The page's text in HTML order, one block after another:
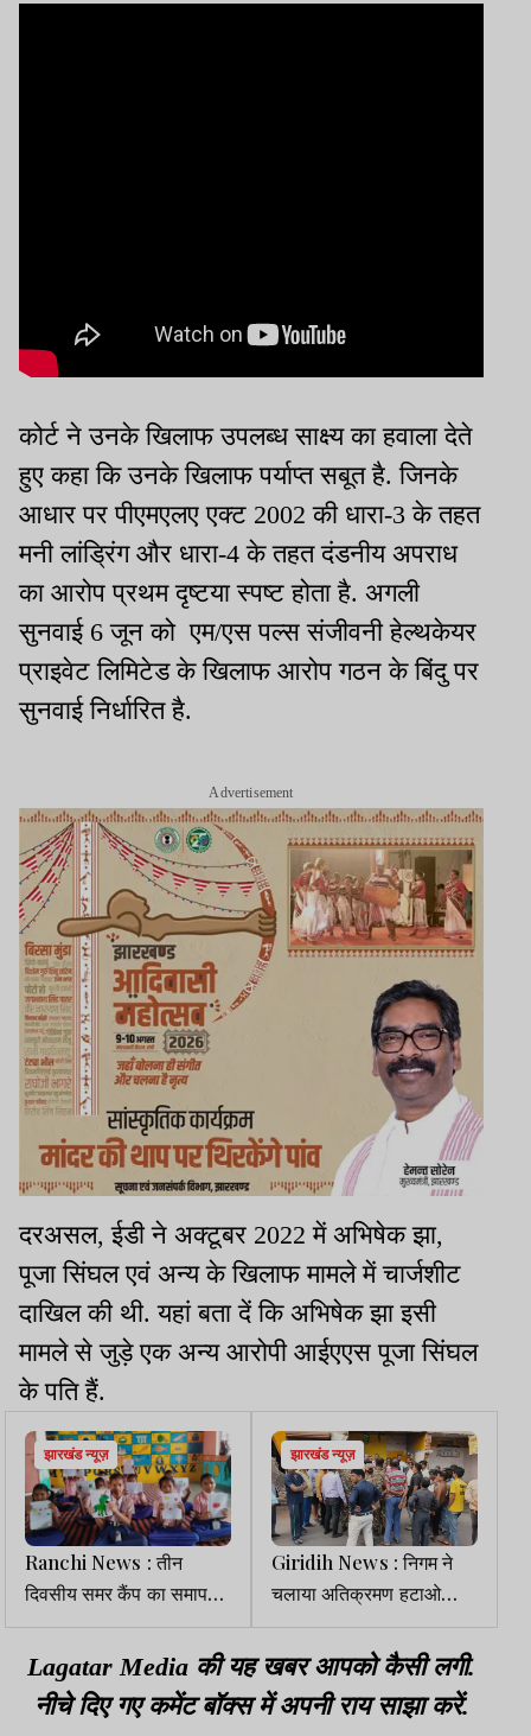
कोर्ट ने उनके खिलाफ उपलब्ध साक्ष्य का हवाला देते
हुए कहा कि उनके खिलाफ पर्याप्त सबूत है. जिनके
आधार पर पीएमएलए एक्ट 2002 की धारा-3 के तहत
मनी लांड्रिंग और धारा-4 के तहत दंडनीय अपराध
का आरोप प्रथम दृष्टया स्पष्ट होता है. अगली
सुनवाई 6 जून को एम/एस पल्स संजीवनी हेल्थकेयर
प्राइवेट लिमिटेड के खिलाफ आरोप गठन के बिंदु पर
सुनवाई निर्धारित है.
Advertisement
दरअसल, ईडी ने अक्टूबर 2022 में अभिषेक झा,
पूजा सिंघल एवं अन्य के खिलाफ मामले में चार्जशीट
दाखिल की थी. यहां बता दें कि अभिषेक झा इसी
मामले से जुड़े एक अन्य आरोपी आईएएस पूजा सिंघल
के पति हैं.
झारखंड न्यूज़
Ranchi News : तीन
दिवसीय समर कैंप का समापन,
बच्चों ने दिखाई प्रतिभा व
रचनात्मकता
झारखंड न्यूज़
Giridih News : निगम ने
चलाया अतिक्रमण हटाओ
अभियान, दुकानदारों ने किया
विरोध
Lagatar Media की यह खबर आपको कैसी लगी.
नीचे दिए गए कमेंट बॉक्स में अपनी राय साझा करें.